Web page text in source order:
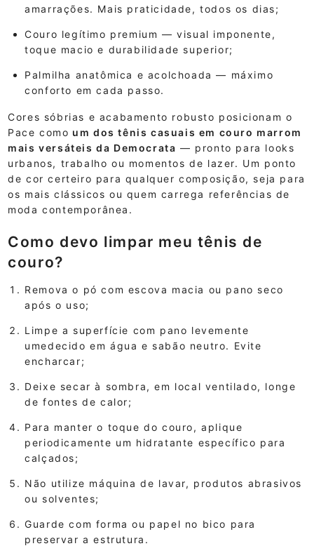
amarrações. Mais praticidade, todos os dias;
Couro legítimo premium — visual imponente,
toque macio e durabilidade superior;
Palmilha anatômica e acolchoada — máximo
conforto em cada passo.
Cores sóbrias e acabamento robusto posicionam o
Pace como um dos tênis casuais em couro marrom
mais versáteis da Democrata — pronto para looks
urbanos, trabalho ou momentos de lazer. Um ponto
de cor certeiro para qualquer composição, seja para
os mais clássicos ou quem carrega referências de
moda contemporânea.
Como devo limpar meu tênis de
couro?
Remova o pó com escova macia ou pano seco
após o uso;
Limpe a superfície com pano levemente
umedecido em água e sabão neutro. Evite
encharcar;
Deixe secar à sombra, em local ventilado, longe
de fontes de calor;
Para manter o toque do couro, aplique
periodicamente um hidratante específico para
calçados;
Não utilize máquina de lavar, produtos abrasivos
ou solventes;
Guarde com forma ou papel no bico para
preservar a estrutura.